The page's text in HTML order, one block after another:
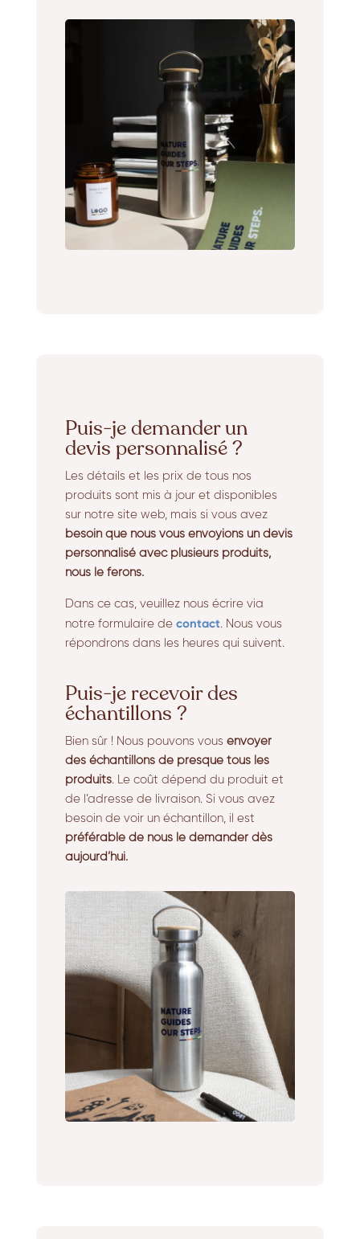
Puis-je demander un
devis personnalisé ?
Les détails et les prix de tous nos
produits sont mis à jour et disponibles
sur notre site web, mais si vous avez
besoin que nous vous envoyions un devis
personnalisé avec plusieurs produits,
nous le ferons.
Dans ce cas, veuillez nous écrire via
notre formulaire de contact. Nous vous
répondrons dans les heures qui suivent.
Puis-je recevoir des
échantillons ?
Bien sûr ! Nous pouvons vous envoyer
des échantillons de presque tous les
produits. Le coût dépend du produit et
de l’adresse de livraison. Si vous avez
besoin de voir un échantillon, il est
préférable de nous le demander dès
aujourd’hui.